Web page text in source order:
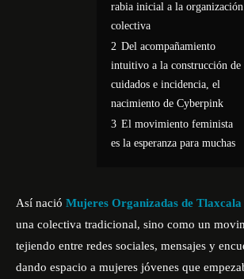
rabia inicial a la organización
colectiva
2 Del acompañamiento
intuitivo a la construcción de
cuidados e incidencia, el
nacimiento de Cyberpink
3 El movimiento feminista
es la esperanza para muchas
Así nació Mujeres Organizadas de
una colectiva tradicional, sino como un
tejiendo entre redes sociales, mensajes y
dando espacio a mujeres jóvenes que